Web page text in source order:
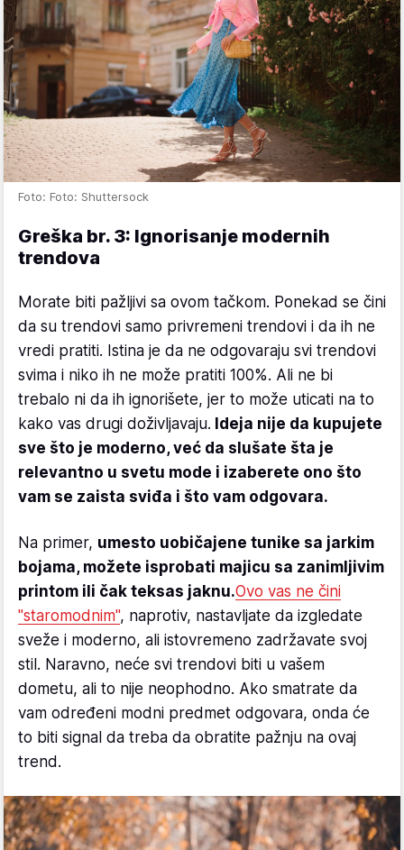
Foto: Foto: Shuttersock
Greška br. 3: Ignorisanje modernih
trendova
Morate biti pažljivi sa ovom tačkom. Ponekad se čini
da su trendovi samo privremeni trendovi i da ih ne
vredi pratiti. Istina je da ne odgovaraju svi trendovi
svima i niko ih ne može pratiti 100%. Ali ne bi
trebalo ni da ih ignorišete, jer to može uticati na to
kako vas drugi doživljavaju. Ideja nije da kupujete
sve što je moderno, već da slušate šta je
relevantno u svetu mode i izaberete ono što
vam se zaista sviđa i što vam odgovara.
Na primer, umesto uobičajene tunike sa jarkim
bojama, možete isprobati majicu sa zanimljivim
printom ili čak teksas jaknu.Ovo vas ne čini
"staromodnim", naprotiv, nastavljate da izgledate
sveže i moderno, ali istovremeno zadržavate svoj
stil. Naravno, neće svi trendovi biti u vašem
dometu, ali to nije neophodno. Ako smatrate da
vam određeni modni predmet odgovara, onda će
to biti signal da treba da obratite pažnju na ovaj
trend.